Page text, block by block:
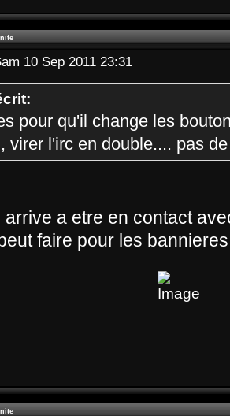
10 Sep 2011 23:31
pour qu'il change les
virer l'irc en double.... pas
arrive a etre en contact
faire pour les